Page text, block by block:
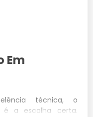
Em
técnica, o
é a escolha certa.